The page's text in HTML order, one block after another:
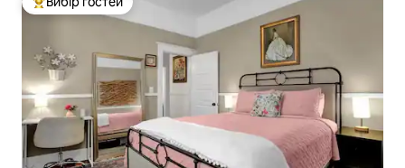
Топ вибір гостей